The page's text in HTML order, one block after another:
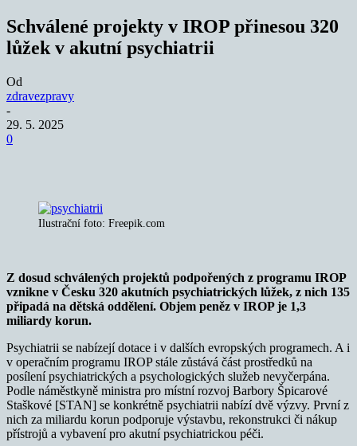
Schválené projekty v IROP přinesou 320
lůžek v akutní psychiatrii
Od
zdravezpravy
-
29. 5. 2025
0
Ilustrační foto: Freepik.com
Z dosud schválených projektů podpořených z programu IROP
vznikne v Česku 320 akutních psychiatrických lůžek, z nich 135
připadá na dětská oddělení. Objem peněz v IROP je 1,3
miliardy korun.
Psychiatrii se nabízejí dotace i v dalších evropských programech. A i
v operačním programu IROP stále zůstává část prostředků na
posílení psychiatrických a psychologických služeb nevyčerpána.
Podle náměstkyně ministra pro místní rozvoj Barbory Špicarové
Staškové [STAN] se konkrétně psychiatrii nabízí dvě výzvy. První z
nich za miliardu korun podporuje výstavbu, rekonstrukci či nákup
přístrojů a vybavení pro akutní psychiatrickou péči.